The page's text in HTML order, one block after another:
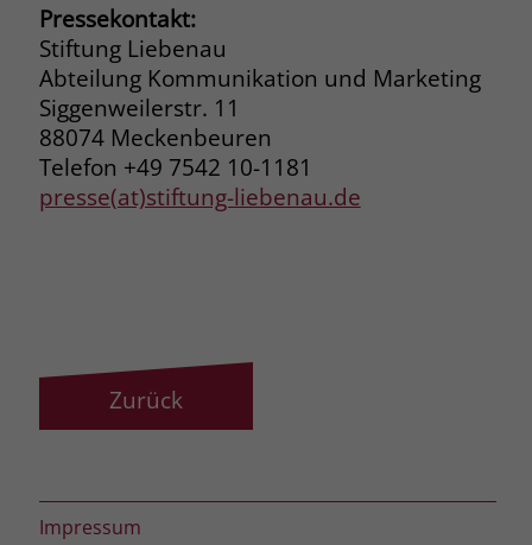
Pressekontakt:
Stiftung Liebenau
Abteilung Kommunikation und Marketing
Siggenweilerstr. 11
88074 Meckenbeuren
Telefon +49 7542 10-1181
presse(at)stiftung-liebenau.de
Zurück
Impressum
zeigen. Das _fbp-Cookie sammelt keine
persönlich identifizierbaren
Informationen und wird von Facebook
nur platziert, um Daten an das
Unternehmen zurückzusenden.